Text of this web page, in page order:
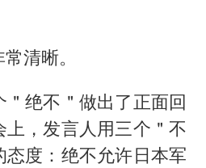
清晰。
绝不＂做出了正面回
，发言人用三个＂不
态度：绝不允许日本军